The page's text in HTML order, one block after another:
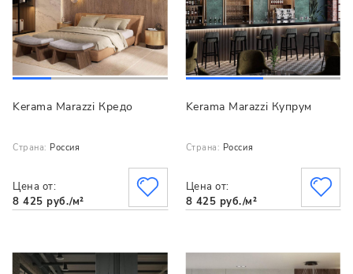
Kerama Marazzi Кредо
Страна: Россия
Цена от:
8 425 руб./м²
Kerama Marazzi Купрум
Страна: Россия
Цена от:
8 425 руб./м²